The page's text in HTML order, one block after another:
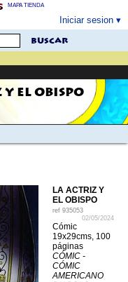
MAPA TIENDA
Iniciar sesion
buscar
Y EL OBISPO
LA ACTRIZ Y
EL OBISPO
ref 935053
02/05/2024
Cómic
19x29cms, 100
páginas
CÓMIC -
CÓMIC
AMERICANO